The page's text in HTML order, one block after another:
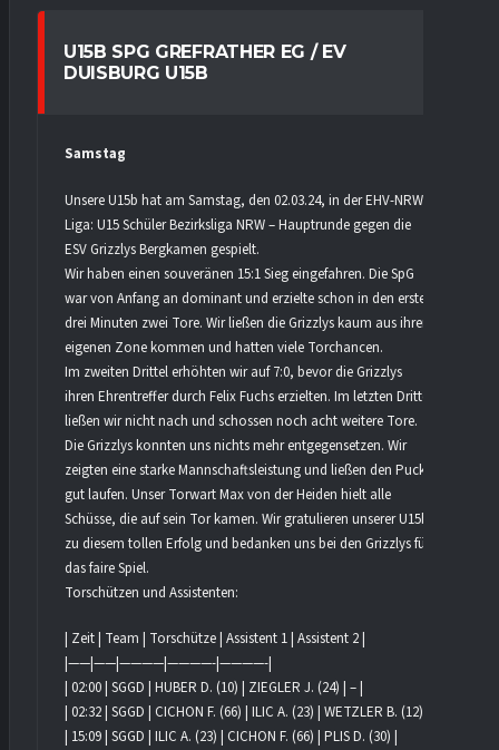
U15B SPG GREFRATHER EG / EV
DUISBURG U15B
Samstag
Unsere U15b hat am Samstag, den 02.03.24, in der EHV-NRW
Liga: U15 Schüler Bezirksliga NRW – Hauptrunde gegen die
ESV Grizzlys Bergkamen gespielt.
Wir haben einen souveränen 15:1 Sieg eingefahren. Die SpG
war von Anfang an dominant und erzielte schon in den ersten
drei Minuten zwei Tore. Wir ließen die Grizzlys kaum aus ihrer
eigenen Zone kommen und hatten viele Torchancen.
Im zweiten Drittel erhöhten wir auf 7:0, bevor die Grizzlys
ihren Ehrentreffer durch Felix Fuchs erzielten. Im letzten Drittel
ließen wir nicht nach und schossen noch acht weitere Tore.
Die Grizzlys konnten uns nichts mehr entgegensetzen. Wir
zeigten eine starke Mannschaftsleistung und ließen den Puck
gut laufen. Unser Torwart Max von der Heiden hielt alle
Schüsse, die auf sein Tor kamen. Wir gratulieren unserer U15b
zu diesem tollen Erfolg und bedanken uns bei den Grizzlys für
das faire Spiel.
Torschützen und Assistenten:
| Zeit | Team | Torschütze | Assistent 1 | Assistent 2 |
|——|——|————|————-|————-|
| 02:00 | SGGD | HUBER D. (10) | ZIEGLER J. (24) | – |
| 02:32 | SGGD | CICHON F. (66) | ILIC A. (23) | WETZLER B. (12) |
| 15:09 | SGGD | ILIC A. (23) | CICHON F. (66) | PLIS D. (30) |